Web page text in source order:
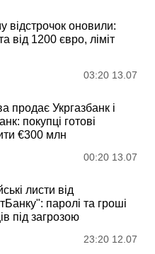
відстрочок оновили:
від 1200 євро, ліміт
03:20 13.07
продає Укргазбанк і
покупці готові
€300 млн
00:20 13.07
листи від
паролі та гроші
під загрозою
23:20 12.07